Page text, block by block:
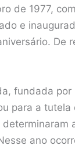
de 1977,
e
De
fundada
para a tutela
ano